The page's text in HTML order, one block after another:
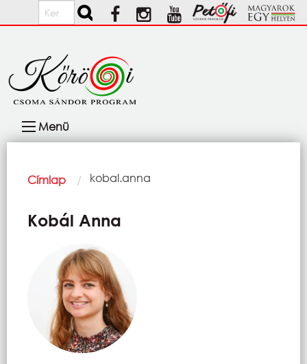
Ugrás a tartalomra
Keresés
navigáció
Menü
Morzsa
Címlap Current:
kobal.anna
Kobál Anna